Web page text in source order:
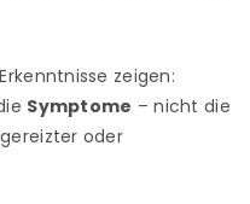
zeigen:
Symptome – nicht die
oder